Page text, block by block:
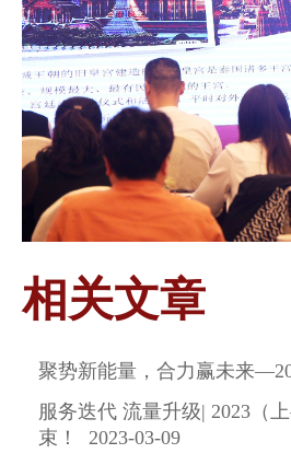
相关文章
聚势新能量，合力赢未来
服务迭代 流量升级| 2023（
束！ 2023-03-09